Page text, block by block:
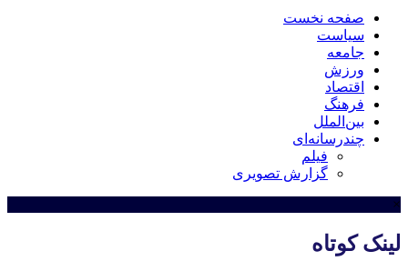
صفحه نخست
سیاست
جامعه
ورزش
اقتصاد
فرهنگ
بین‌الملل
چندرسانه‌ای
فیلم
گزارش تصویری
×
لینک کوتاه